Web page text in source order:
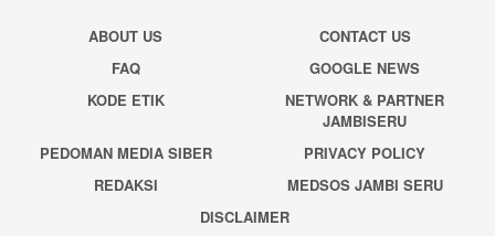
ABOUT US
CONTACT US
FAQ
GOOGLE NEWS
KODE ETIK
NETWORK & PARTNER
JAMBISERU
PEDOMAN MEDIA SIBER
PRIVACY POLICY
REDAKSI
MEDSOS JAMBI SERU
DISCLAIMER